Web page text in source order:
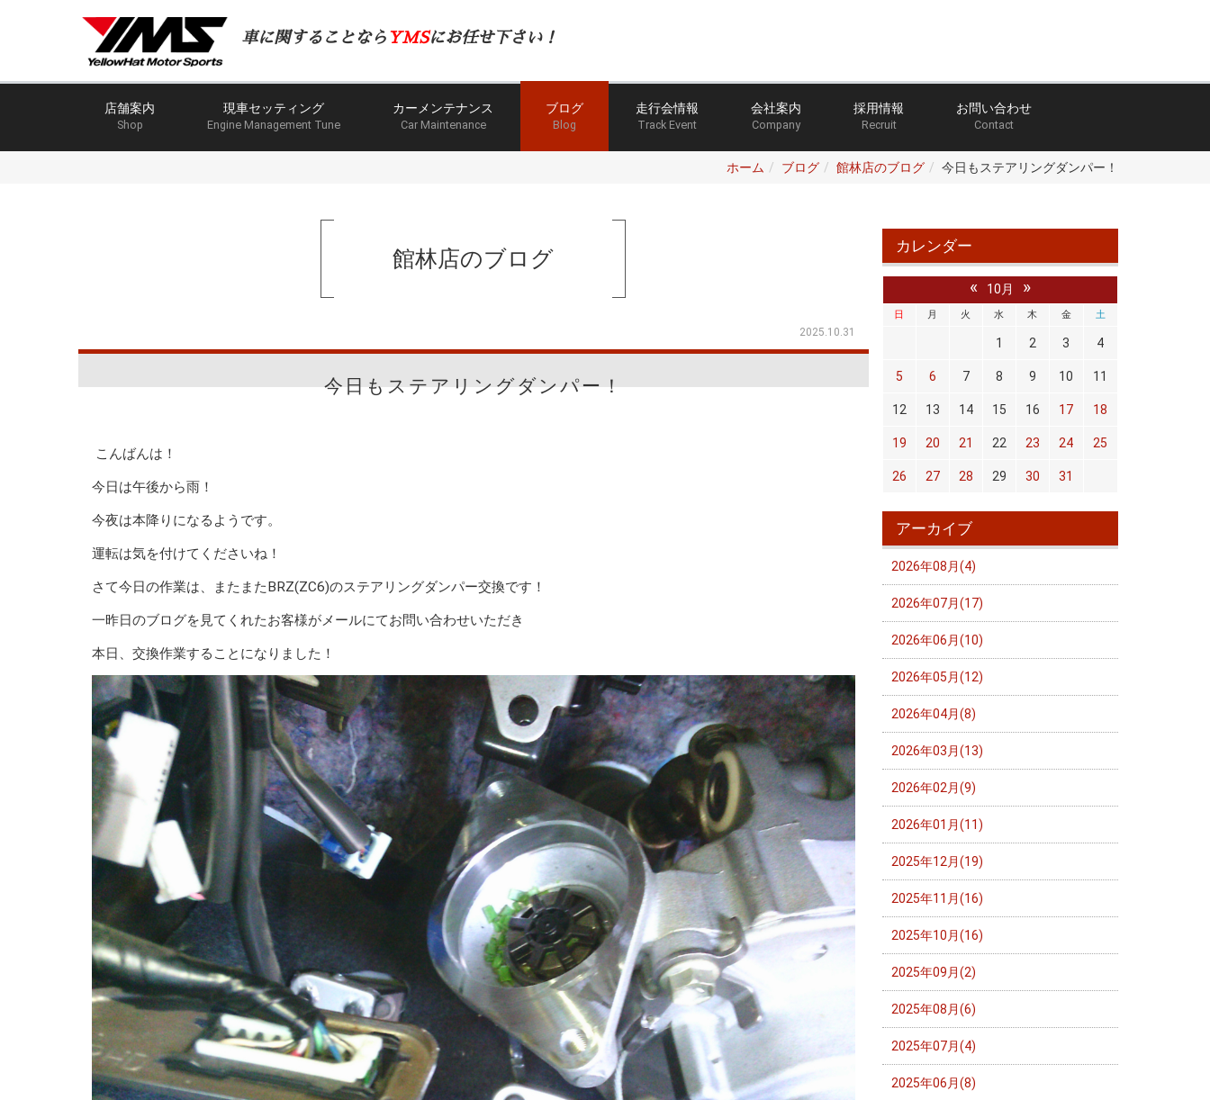
車に関することなら YMSにお任せ下さい！
店舗案内
Shop
現車セッティング
Engine Management Tune
カーメンテナンス
Car Maintenance
ブログ
Blog
走行会情報
Track Event
会社案内
Company
採用情報
Recruit
お問い合わせ
Contact
ホーム ブログ 館林店のブログ 今日もステアリングダンパー！
館林店のブログ
2025.10.31
今日もステアリングダンパー！
こんばんは！
今日は午後から雨！
今夜は本降りになるようです。
運転は気を付けてくださいね！
さて今日の作業は、またまたBRZ(ZC6)のステアリングダンパー交換です！
一昨日のブログを見てくれたお客様がメールにてお問い合わせいただき
本日、交換作業することになりました！
カレンダー
« 10月 »
日 月 火 水 木 金 土
1 2 3 4
5 6 7 8 9 10 11
12 13 14 15 16 17 18
19 20 21 22 23 24 25
26 27 28 29 30 31
アーカイブ
2026年08月(4)
2026年07月(17)
2026年06月(10)
2026年05月(12)
2026年04月(8)
2026年03月(13)
2026年02月(9)
2026年01月(11)
2025年12月(19)
2025年11月(16)
2025年10月(16)
2025年09月(2)
2025年08月(6)
2025年07月(4)
2025年06月(8)